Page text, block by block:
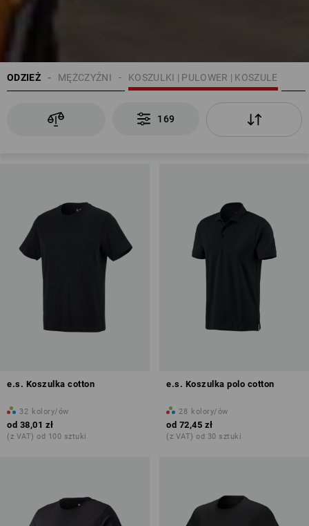
ODZIEŻ KOSZULKI | PULOWER | KOSZULE
MĘŻCZYŹNI
169
e.s. Koszulka cotton
32 kolory/ów
od 38,01 zł
(z VAT) od 100 sztuki
e.s. Koszulka polo cotton
28 kolory/ów
od 72,45 zł
(z VAT) od 30 sztuki